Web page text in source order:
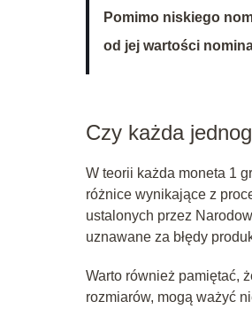
Pomimo niskiego
od jej wartości
Czy każda
W teorii każda moneta 1
różnice wynikające z
ustalonych przez
uznawane za błędy
Warto również pamiętać,
rozmiarów, mogą ważyć